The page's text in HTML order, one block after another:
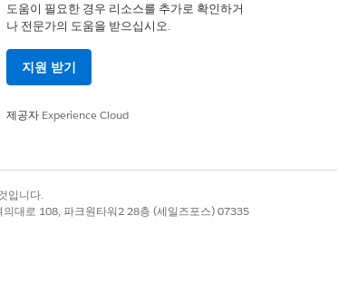
예
도움이 필요한 경우 리소스를 추가로 확인하거
나 전문가의 도움을 받으십시오.
지원 받기
제공자 Experience Cloud
입니다.
대로 108, 파크원타워2 28층 (세일즈포스) 07335